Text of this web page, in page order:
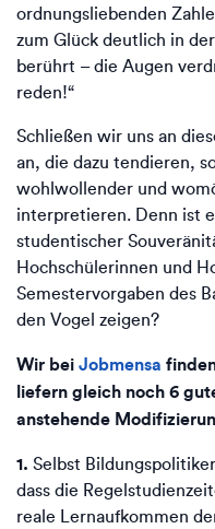
ordnungsliebenden
zum Glück deutlich in
berührt – die Augen
reden!“
Schließen wir uns an
an, die dazu tendieren,
wohlwollender und
interpretieren. Denn ist
studentischer
Hochschülerinnen und
Semestervorgaben des
den Vogel zeigen?
Wir bei Jobmensa
liefern gleich noch 6
anstehende
1. Selbst
dass die
reale Lernaufkommen